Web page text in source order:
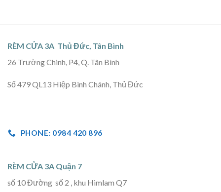
RÈM CỬA 3A Thủ Đức, Tân Bình
26 Trường Chinh, P4, Q. Tân Bình
Số 479 QL13 Hiệp Bình Chánh, Thủ Đức
PHONE: 0984 420 896
RÈM CỬA 3A Quận 7
số 10 Đường số 2 , khu Himlam Q7